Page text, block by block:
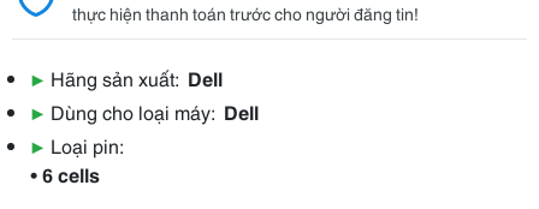
thực hiện thanh toán trước cho người đăng tin!
▶ Hãng sản xuất: Dell
▶ Dùng cho loại máy: Dell
▶ Loại pin:
• 6 cells